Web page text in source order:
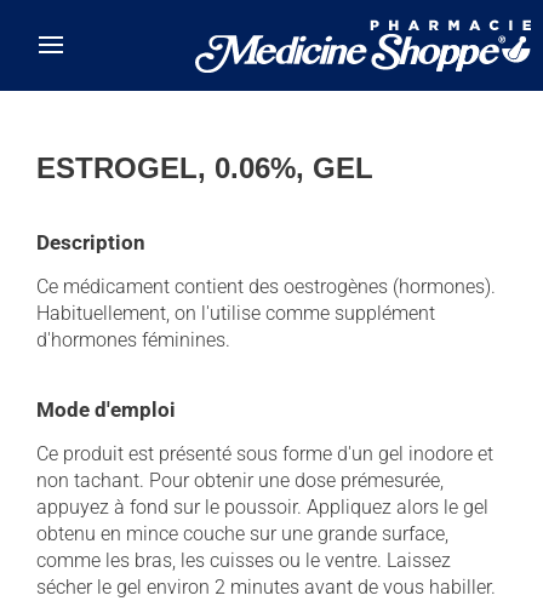
ESTROGEL, 0.06%, GEL
Description
Ce médicament contient des oestrogènes (hormones).
Habituellement, on l'utilise comme supplément
d'hormones féminines.
Mode d'emploi
Ce produit est présenté sous forme d'un gel inodore et
non tachant. Pour obtenir une dose prémesurée,
appuyez à fond sur le poussoir. Appliquez alors le gel
obtenu en mince couche sur une grande surface,
comme les bras, les cuisses ou le ventre. Laissez
sécher le gel environ 2 minutes avant de vous habiller.